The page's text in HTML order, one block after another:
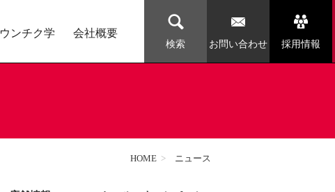
検索 お問い合わせ 採用情報
ウンチク学 会社概要
HOME > ニュース